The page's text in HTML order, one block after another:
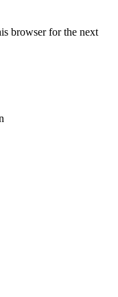
browser for the next